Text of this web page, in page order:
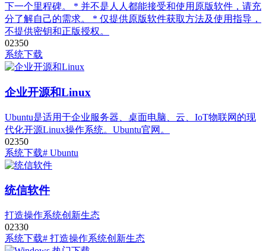
下一个里程碑。 * 并不是人人都能接受和使用原版软件，请充
分了解自己的需求。 * 仅提供原版软件获取方法及使用指导，
不提供密钥和正版授权。
02350
系统下载
企业开源和Linux
Ubuntu是适用于企业服务器、桌面电脑、云、IoT物联网的现
代化开源Linux操作系统。Ubuntu官网。
02350
系统下载# Ubuntu
统信软件
打造操作系统创新生态
02330
系统下载# 打造操作系统创新生态